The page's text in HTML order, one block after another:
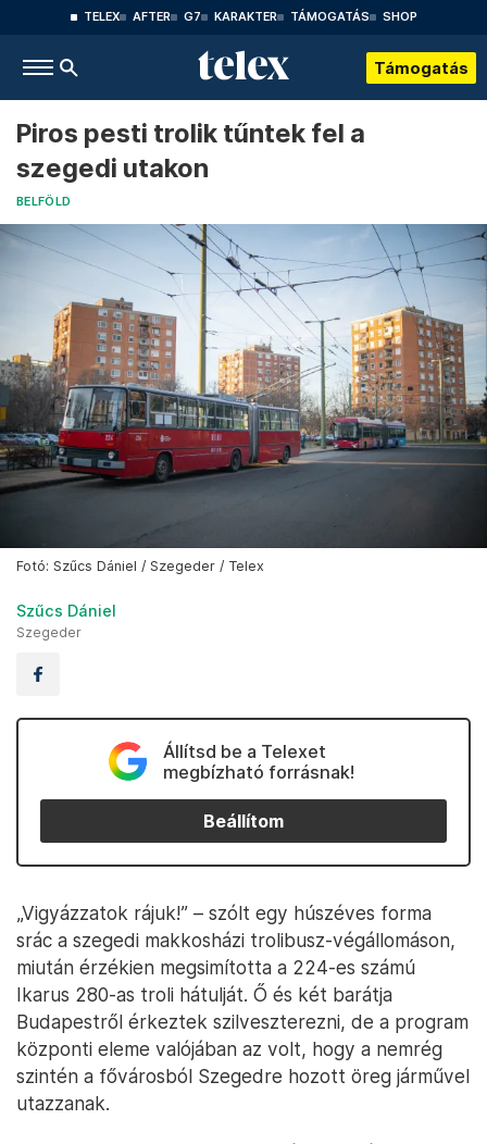
TELEX AFTER G7 KARAKTER TÁMOGATÁS SHOP
Támogatás
Piros pesti trolik tűntek fel a
szegedi utakon
BELFÖLD
Fotó: Szűcs Dániel / Szegeder / Telex
Szűcs Dániel
Szegeder
Állítsd be a Telexet
megbízható forrásnak!
Beállítom
„Vigyázzatok rájuk!” – szólt egy húszéves forma
srác a szegedi makkosházi trolibusz-végállomáson,
miután érzékien megsimította a 224-es számú
Ikarus 280-as troli hátulját. Ő és két barátja
Budapestről érkeztek szilveszterezni, de a program
központi eleme valójában az volt, hogy a nemrég
szintén a fővárosból Szegedre hozott öreg járművel
utazzanak.